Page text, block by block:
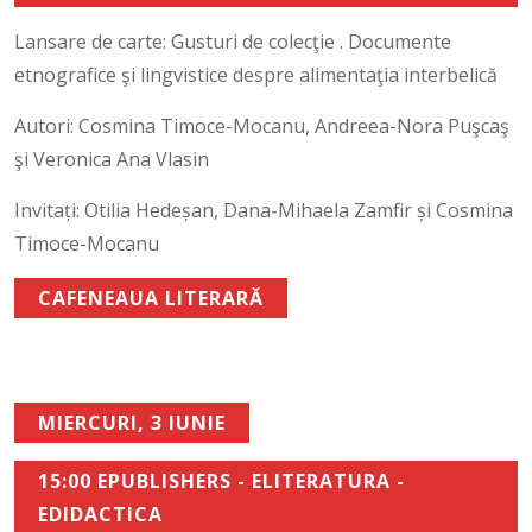
Lansare de carte: Gusturi de colecţie . Documente
etnografice şi lingvistice despre alimentaţia interbelică
Autori: Cosmina Timoce-Mocanu, Andreea-Nora Puşcaş
şi Veronica Ana Vlasin
Invitați: Otilia Hedeșan, Dana-Mihaela Zamfir și Cosmina
Timoce-Mocanu
CAFENEAUA LITERARĂ
MIERCURI, 3 IUNIE
15:00 EPUBLISHERS - ELITERATURA -
EDIDACTICA